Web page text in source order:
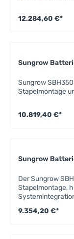
12.284,60 €*
Sungrow
Sungrow
Stapelmontage
10.819,40 €*
Sungrow
Der Sungrow
Stapelmontage,
9.354,20 €*